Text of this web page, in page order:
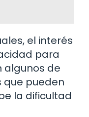
el interés
para
algunos de
que pueden
la dificultad